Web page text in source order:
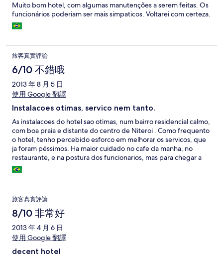
Muito bom hotel, com algumas manutenções a serem feitas. Os
funcionários poderiam ser mais simpaticos. Voltarei com certeza.
旅客真實評論
6/10 不錯哦
2013 年 8 月 5 日
使用 Google 翻譯
Instalacoes otimas, servico nem tanto.
As instalacoes do hotel sao otimas, num bairro residencial calmo,
com boa praia e distante do centro de Niteroi . Como frequento
o hotel, tenho percebido esforco em melhorar os servicos, que
ja foram péssimos. Ha maior cuidado no cafe da manha, no
restaurante, e na postura dos funcionarios, mas para chegar a
bom ainda falta muito.
旅客真實評論
8/10 非常好
2013 年 4 月 6 日
使用 Google 翻譯
decent hotel